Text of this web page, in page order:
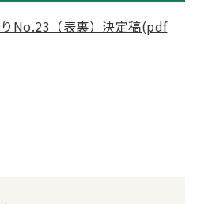
No.23（表裏）決定稿(pdf